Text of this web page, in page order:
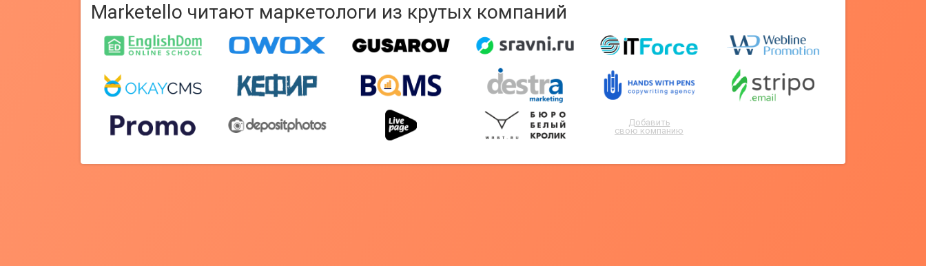
Marketello читают маркетологи из крутых компаний
Добавить
свою компанию